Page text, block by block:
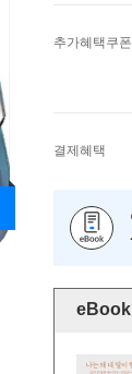
추가혜택쿠폰
결제혜택
eBook